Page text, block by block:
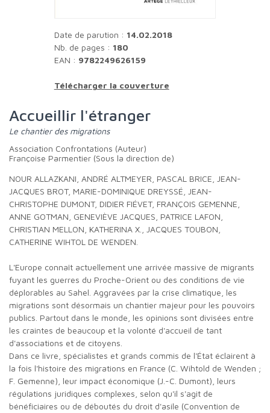
Date de parution : 14.02.2018
Nb. de pages : 180
EAN : 9782249626159
Télécharger la couverture
Accueillir l'étranger
Le chantier des migrations
Association Confrontations (Auteur)
Françoise Parmentier (Sous la direction de)
NOUR ALLAZKANI, ANDRÉ ALTMEYER, PASCAL BRICE, JEAN-
JACQUES BROT, MARIE-DOMINIQUE DREYSSÉ, JEAN-
CHRISTOPHE DUMONT, DIDIER FIÉVET, FRANÇOIS GEMENNE,
ANNE GOTMAN, GENEVIÈVE JACQUES, PATRICE LAFON,
CHRISTIAN MELLON, KATHERINA X., JACQUES TOUBON,
CATHERINE WIHTOL DE WENDEN.
L'Europe connaît actuellement une arrivée massive de migrants
fuyant les guerres du Proche-Orient ou des conditions de vie
déplorables au Sahel. Aggravées par la crise climatique, les
migrations sont désormais un chantier majeur pour les pouvoirs
publics. Partout dans le monde, les opinions sont divisées entre
les craintes de beaucoup et la volonté d'accueil de tant
d'associations et de citoyens.
Dans ce livre, spécialistes et grands commis de l'État éclairent à
la fois l'histoire des migrations en France (C. Wihtold de Wenden ;
F. Gemenne), leur impact économique (J.-C. Dumont), leurs
régulations juridiques complexes, selon qu'il s'agit de
bénéficiaires ou de déboutés du droit d'asile (Convention de